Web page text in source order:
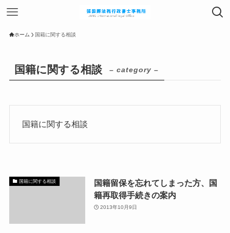
ホーム 国籍に関する相談
国籍に関する相談 – category –
国籍に関する相談
国籍に関する相談
国籍留保を忘れてしまった方、国
籍再取得手続きの案内
2013年10月9日